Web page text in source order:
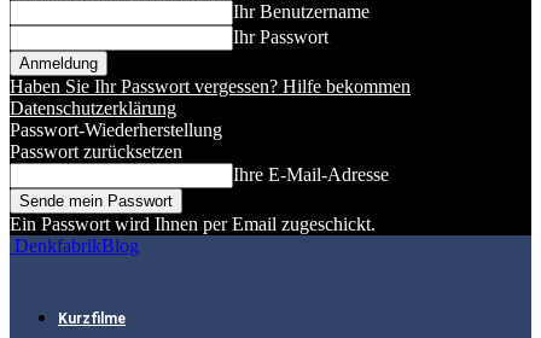
Ihr Benutzername
Ihr Passwort
Haben Sie Ihr Passwort vergessen? Hilfe bekommen
Datenschutzerklärung
Passwort-Wiederherstellung
Passwort zurücksetzen
Ihre E-Mail-Adresse
Ein Passwort wird Ihnen per Email zugeschickt.
DenkfabrikBlog
Kurzfilme